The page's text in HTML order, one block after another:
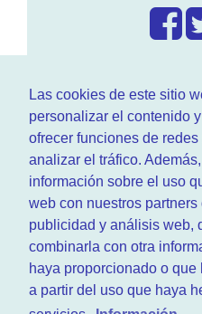
Las cookies de este sitio
personalizar el contenido
ofrecer funciones de
analizar el tráfico.
información sobre el uso
web con nuestros
publicidad y análisis web,
combinarla con otra
haya proporcionado o
a partir del uso que haya
En
larenovación del
actualidad motor y
Ademas tenemos todo
¿Quienes
Quieres saber quien
nuestrasección de
aviso legal
.
nadie.